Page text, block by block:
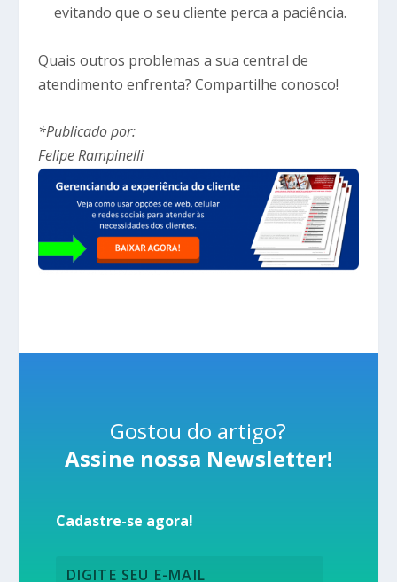
evitando que o seu cliente perca a paciência.
Quais outros problemas a sua central de
atendimento enfrenta? Compartilhe conosco!
*Publicado por:
Felipe Rampinelli
Gostou do artigo?
Assine nossa Newsletter!
Cadastre-se agora!